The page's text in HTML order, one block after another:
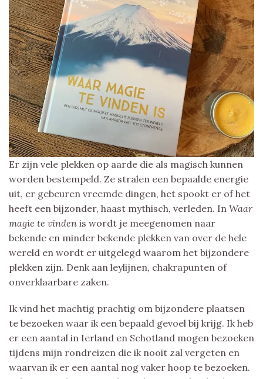
Er zijn vele plekken op aarde die als magisch kunnen
worden bestempeld. Ze stralen een bepaalde energie
uit, er gebeuren vreemde dingen, het spookt er of het
heeft een bijzonder, haast mythisch, verleden. In Waar
magie te vinden is wordt je meegenomen naar
bekende en minder bekende plekken van over de hele
wereld en wordt er uitgelegd waarom het bijzondere
plekken zijn. Denk aan leylijnen, chakrapunten of
onverklaarbare zaken.
Ik vind het machtig prachtig om bijzondere plaatsen
te bezoeken waar ik een bepaald gevoel bij krijg. Ik heb
er een aantal in Ierland en Schotland mogen bezoeken
tijdens mijn rondreizen die ik nooit zal vergeten en
waarvan ik er een aantal nog vaker hoop te bezoeken.